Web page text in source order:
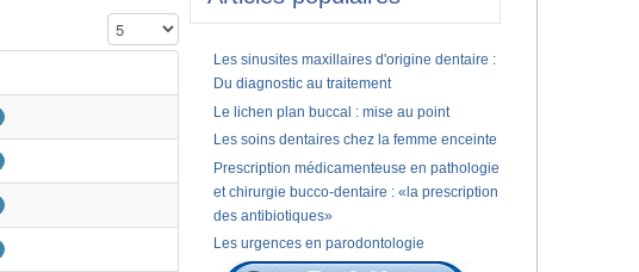
Affichage #
Les sinusites maxillaires d'origine dentaire :
Du diagnostic au traitement
Le lichen plan buccal : mise au point
Les soins dentaires chez la femme enceinte
Prescription médicamenteuse en pathologie
et chirurgie bucco-dentaire : «la prescription
des antibiotiques»
Les urgences en parodontologie